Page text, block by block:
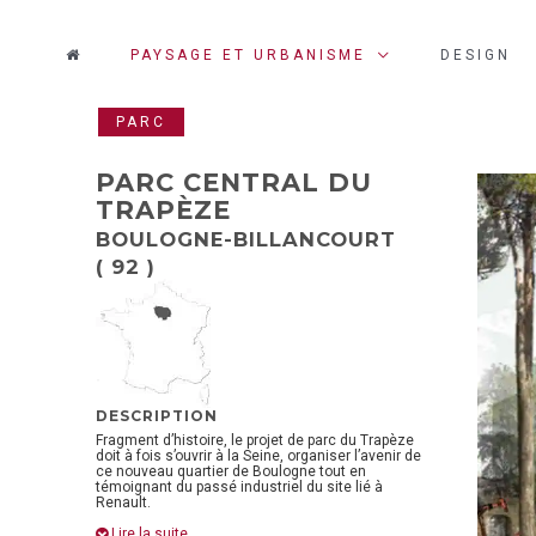
PAYSAGE ET URBANISME DESIGN
PARC
PARC CENTRAL DU
TRAPÈZE
BOULOGNE-BILLANCOURT
( 92 )
DESCRIPTION
Fragment d’histoire, le projet de parc du Trapèze
doit à fois s’ouvrir à la Seine, organiser l’avenir de
ce nouveau quartier de Boulogne tout en
témoignant du passé industriel du site lié à
Renault.